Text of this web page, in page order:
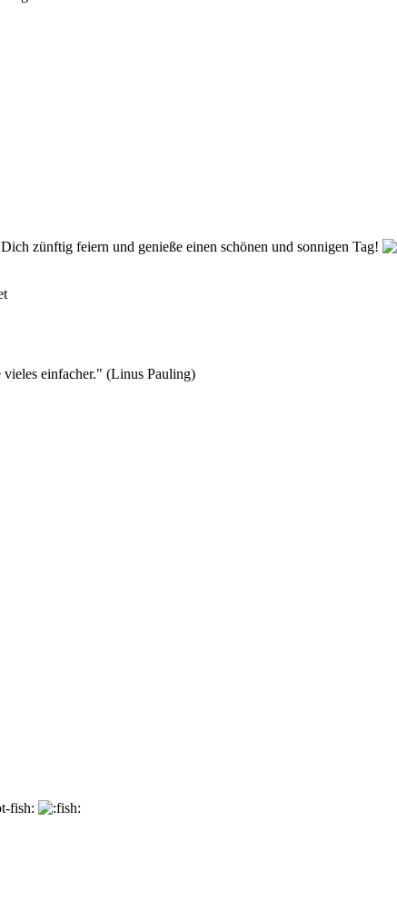
zünftig feiern und genieße einen schönen und sonnigen Tag!
einfacher." (Linus Pauling)